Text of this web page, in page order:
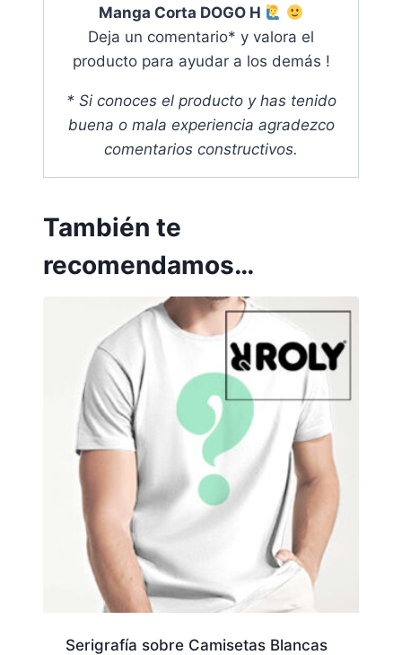
Manga Corta DOGO H
Deja un comentario* y valora el
producto para ayudar a los demás !
* Si conoces el producto y has tenido
buena o mala experiencia agradezco
comentarios constructivos.
También te
recomendamos…
Serigrafía sobre Camisetas Blancas